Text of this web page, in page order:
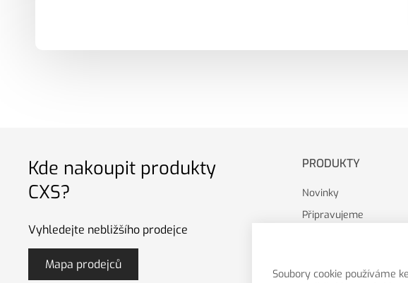
Kde nakoupit produkty
CXS?
Vyhledejte nebližšího prodejce
Mapa prodejců
PRODUKTY
Novinky
Připravujeme
Soubory cookie používáme